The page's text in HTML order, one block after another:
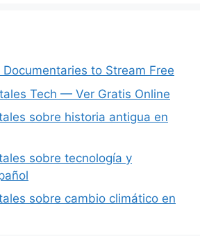
to Stream Free
Tech — Ver Gratis Online
sobre historia antigua en
sobre tecnología y
sobre cambio climático en